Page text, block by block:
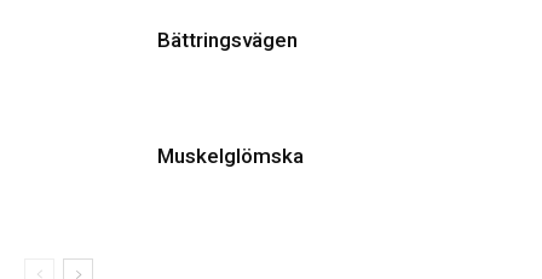
Bättringsvägen
Muskelglömska